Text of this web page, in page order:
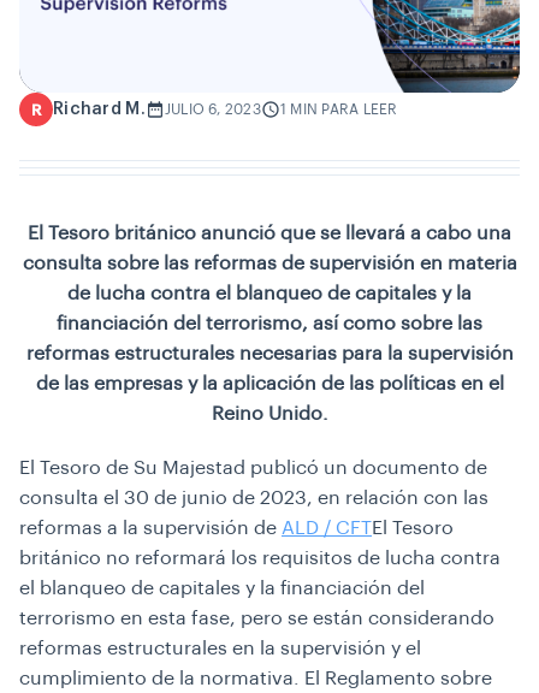
R Richard M. JULIO 6, 2023 1 MIN PARA LEER
El Tesoro británico anunció que se llevará a cabo una
consulta sobre las reformas de supervisión en materia
de lucha contra el blanqueo de capitales y la
financiación del terrorismo, así como sobre las
reformas estructurales necesarias para la supervisión
de las empresas y la aplicación de las políticas en el
Reino Unido.
El Tesoro de Su Majestad publicó un documento de
consulta el 30 de junio de 2023, en relación con las
reformas a la supervisión de ALD / CFTEl Tesoro
británico no reformará los requisitos de lucha contra
el blanqueo de capitales y la financiación del
terrorismo en esta fase, pero se están considerando
reformas estructurales en la supervisión y el
cumplimiento de la normativa. El Reglamento sobre